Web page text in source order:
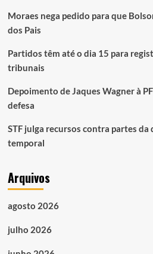
Moraes nega pedido para que
dos Pais
Partidos têm até o dia 15 para
tribunais
Depoimento de Jaques Wagner à
defesa
STF julga recursos contra partes
temporal
Arquivos
agosto 2026
julho 2026